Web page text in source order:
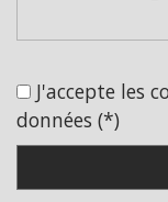
École primaire
Lycée
Bibliothèque
J'accepte les
données (*)